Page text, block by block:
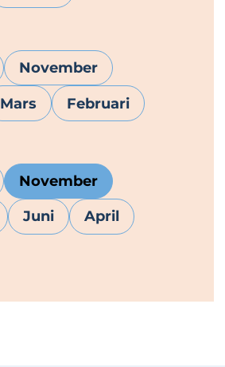
November
Mars Februari
November
Juni April